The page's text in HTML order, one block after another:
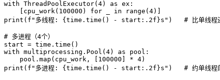
with ThreadPoolExecutor( 4) as ex:
    [cpu_work(
100000 ) for in range ( 4
print ( f"多线程: {time.time() - start: .2f}s" ) # 比单线程
# 多进程（4个）
with multiprocessing.Pool( 4) as pool:
    pool.
map (cpu_work, [ 100000 ] * 4
print ( f"多进程: {time.time() - start: .2f}s" ) # 约单线